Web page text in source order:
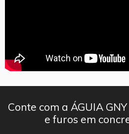
Conte com a ÁGUIA
e furos em